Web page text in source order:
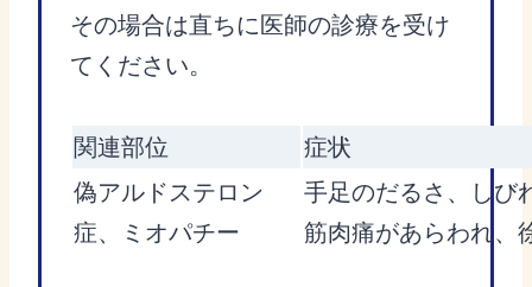
その場合は直ちに医師の診療を受け
てください。
関連部位
症状
偽アルドステロン
症、ミオパチー
手足のだるさ、しび
筋肉痛があらわれ、